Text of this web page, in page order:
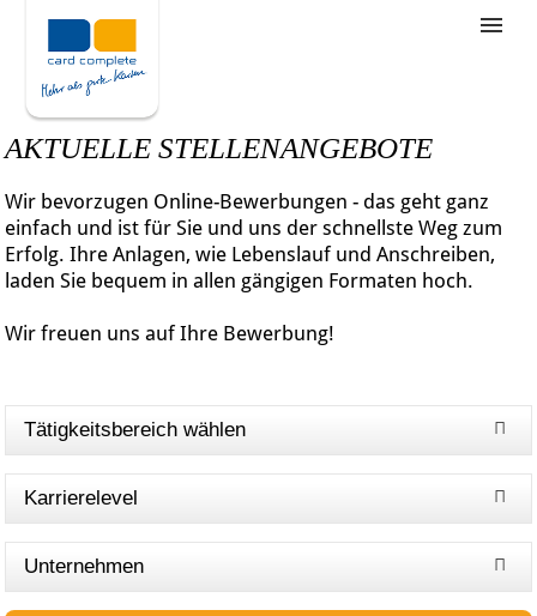
Stellenangebote
Unternehmensziele
Wie bewerbe ich mich
AKTUELLE STELLENANGEBOTE
Wir bevorzugen Online-Bewerbungen - das geht ganz
einfach und ist für Sie und uns der schnellste Weg zum
Erfolg. Ihre Anlagen, wie Lebenslauf und Anschreiben,
laden Sie bequem in allen gängigen Formaten hoch.
Wir freuen uns auf Ihre Bewerbung!
Tätigkeitsbereich wählen
Karrierelevel
Unternehmen